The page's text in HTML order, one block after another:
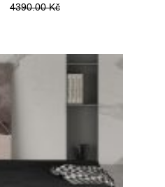
4390.00 Kč